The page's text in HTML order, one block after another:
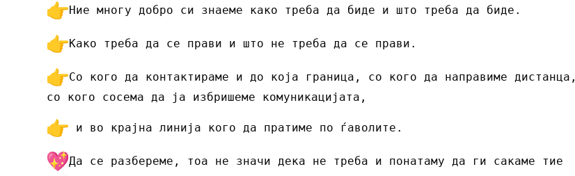
Ние многу добро си знаеме како треба да биде и што треба да биде.
Како треба да се прави и што не треба да се прави.
Со кого да контактираме и до која граница, со кого да направиме дистанца,
со кого сосема да ја избришеме комуникацијата,
и во крајна линија кого да пратиме по ѓаволите.
Да се разбереме, тоа не значи дека не треба и понатаму да ги сакаме тие